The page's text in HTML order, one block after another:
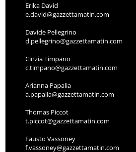
Erika David
e.david@gazzettamatin.com
Davide Pellegrino
d.pellegrino@gazzettamatin.com
Cinzia Timpano
c.timpano@gazzettamatin.com
Arianna Papalia
a.papalia@gazzettamatin.com
Thomas Piccot
t.piccot@gazzettamatin.com
Fausto Vassoney
f.vassoney@gazzettamatin.com